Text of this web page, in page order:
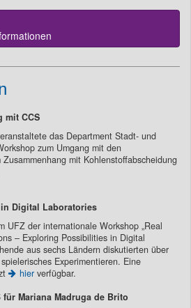
mit CCS
das Department Stadt- und
zum Umgang mit den
mit Kohlenstoffabscheidung
Digital Laboratories
UFZ der internationale Workshop „Real
– Exploring Possibilities in Digital
aus sechs Ländern diskutierten über
Experimentieren. Eine
hier verfügbar.
für Mariana Madruga de Brito